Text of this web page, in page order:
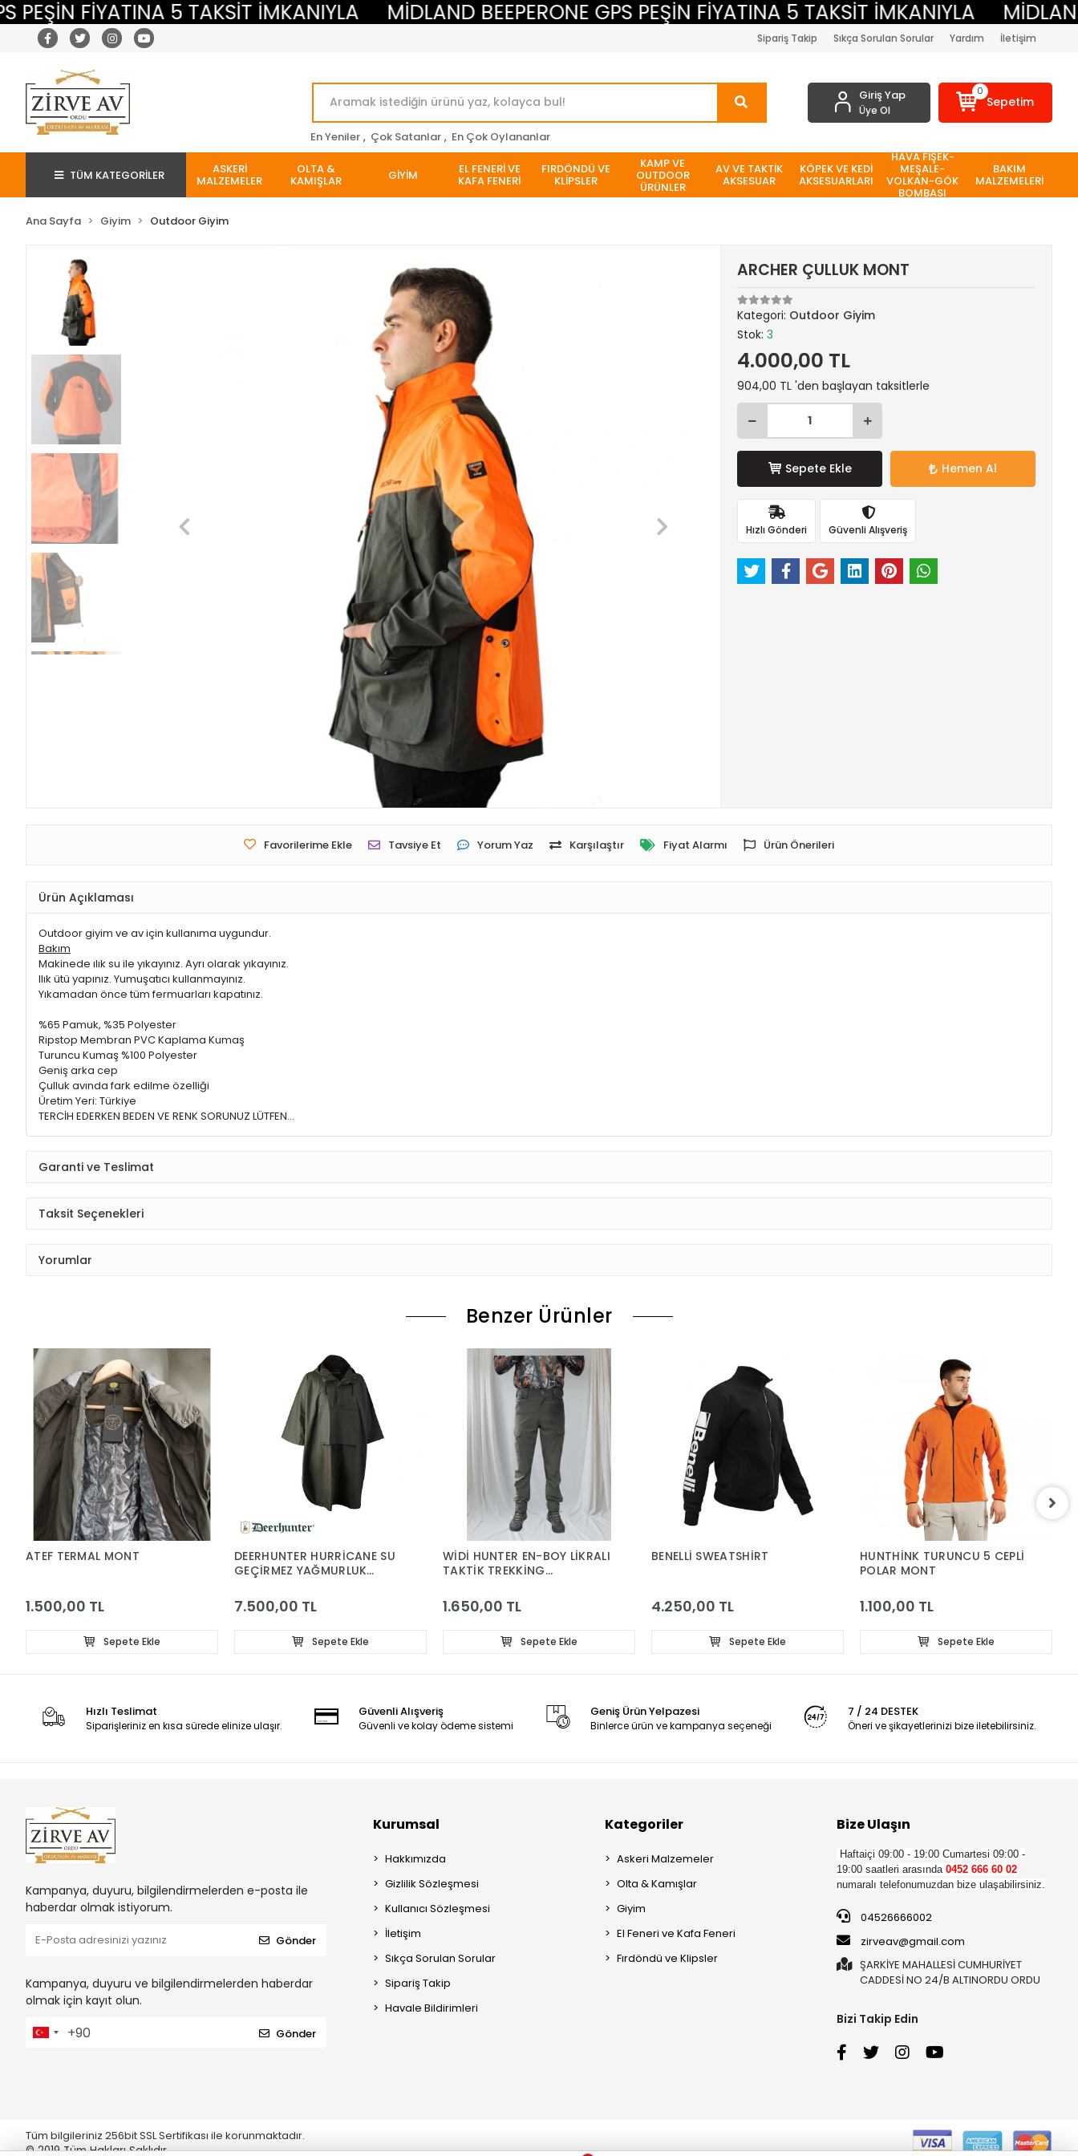
FİYATINA 5 TAKSİT İMKANIYLA MİDLAND BEEPERONE GPS PEŞİN FİYATINA 5 TAKSİT İMKANIYLA MİDLAND
Sipariş Takip Sıkça Sorulan Sorular Yardım İletişim
En Yeniler , Çok Satanlar , En Çok Oylananlar
Giriş Yap
Üye Ol
0
Sepetim
TÜM KATEGORİLER ASKERİ
MALZEMELER
OLTA &
KAMIŞLAR GİYİM EL FENERİ VE
KAFA FENERİ
FIRDÖNDÜ VE
KLİPSLER
KAMP VE
OUTDOOR
ÜRÜNLER
AV VE TAKTİK
AKSESUAR
KÖPEK VE KEDİ
AKSESUARLARI
HAVA FİŞEK-
MEŞALE-
VOLKAN-GÖK
BOMBASI
BAKIM
MALZEMELERİ
Ana Sayfa Giyim Outdoor Giyim
ARCHER ÇULLUK MONT
Kategori: Outdoor Giyim
Stok:3
4.000,00 TL
904,00 TL 'den başlayan taksitlerle
Sepete Ekle Hemen Al
Hızlı Gönderi Güvenli Alışveriş
Favorilerime Ekle Tavsiye Et Yorum Yaz Karşılaştır Fiyat Alarmı Ürün Önerileri
Ürün Açıklaması
Outdoor giyim ve av için kullanıma uygundur.
Bakım
Makinede ılık su ile yıkayınız. Ayrı olarak yıkayınız.
Ilık ütü yapınız. Yumuşatıcı kullanmayınız.
Yıkamadan önce tüm fermuarları kapatınız.
%65 Pamuk, %35 Polyester
Ripstop Membran PVC Kaplama Kumaş
Turuncu Kumaş %100 Polyester
Geniş arka cep
Çulluk avında fark edilme özelliği
Üretim Yeri: Türkiye
TERCİH EDERKEN BEDEN VE RENK SORUNUZ LÜTFEN...
Garanti ve Teslimat
Taksit Seçenekleri
Yorumlar
Benzer Ürünler
ATEF TERMAL MONT
1.500,00 TL
Sepete Ekle
DEERHUNTER HURRİCANE SU
GEÇİRMEZ YAĞMURLUK
7.500,00 TL
Sepete Ekle
WİDİ HUNTER EN-BOY LİKRALI
TAKTİK TREKKİNG
1.650,00 TL
Sepete Ekle
BENELLİ SWEATSHİRT
4.250,00 TL
Sepete Ekle
HUNTHİNK TURUNCU 5 CEPLİ
POLAR MONT
1.100,00 TL
Sepete Ekle
Hızlı Teslimat
Siparişleriniz en kısa sürede elinize ulaşır.
Güvenli Alışveriş
Güvenli ve kolay ödeme sistemi
Geniş Ürün Yelpazesi
Binlerce ürün ve kampanya seçeneği
7 / 24 DESTEK
Öneri ve şikayetlerinizi bize iletebilirsiniz.
Kampanya, duyuru, bilgilendirmelerden e-posta ile
haberdar olmak istiyorum.
Gönder
Kampanya, duyuru ve bilgilendirmelerden haberdar
olmak için kayıt olun.
Gönder
Kurumsal
Hakkımızda
Gizlilik Sözleşmesi
Kullanıcı Sözleşmesi
İletişim
Sıkça Sorulan Sorular
Sipariş Takip
Havale Bildirimleri
Kategoriler
Askeri Malzemeler
Olta & Kamışlar
Giyim
El Feneri ve Kafa Feneri
Fırdöndü ve Klipsler
Bize Ulaşın
Haftaiçi 09:00 - 19:00Cumartesi 09:00 -
19:00 saatleri arasında0452 666 60 02
numaralı telefonumuzdan bize ulaşabilirsiniz.
04526666002
zirveav@gmail.com
ŞARKİYE MAHALLESİ CUMHURİYET
CADDESİ NO 24/B ALTINORDU ORDU
Bizi Takip Edin
Tüm bilgileriniz 256bit SSL Sertifikası ile korunmaktadır.
© 2019Tüm Hakları Saklıdır